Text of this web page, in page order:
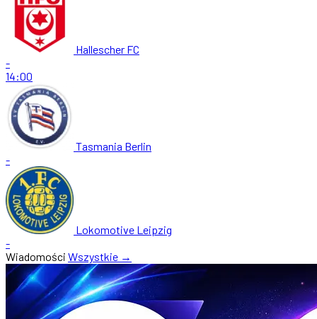
Hallescher FC
-
14:00
Tasmania Berlin
-
Lokomotive Leipzig
-
Wiadomości Wszystkie →